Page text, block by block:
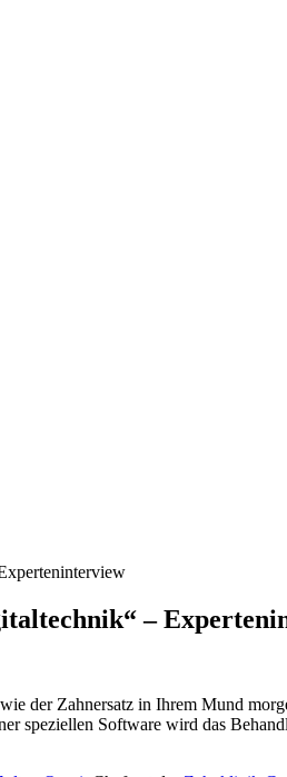
–
der Zahnersatz in Ihrem Mund
speziellen Software wird das